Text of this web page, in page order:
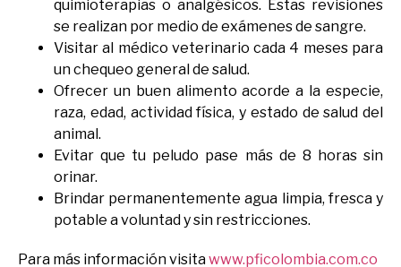
quimioterapias o analgésicos. Estas revisiones
se realizan por medio de exámenes de sangre.
Visitar al médico veterinario cada 4 meses para
un chequeo general de salud.
Ofrecer un buen alimento acorde a la especie,
raza, edad, actividad física, y estado de salud del
animal.
Evitar que tu peludo pase más de 8 horas sin
orinar.
Brindar permanentemente agua limpia, fresca y
potable a voluntad y sin restricciones.
Para más información visitawww.pficolombia.com.co